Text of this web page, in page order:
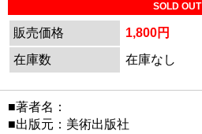
SOLD OUT
販売価格
1,800円
在庫数
在庫なし
■著者名：
■出版元：美術出版社